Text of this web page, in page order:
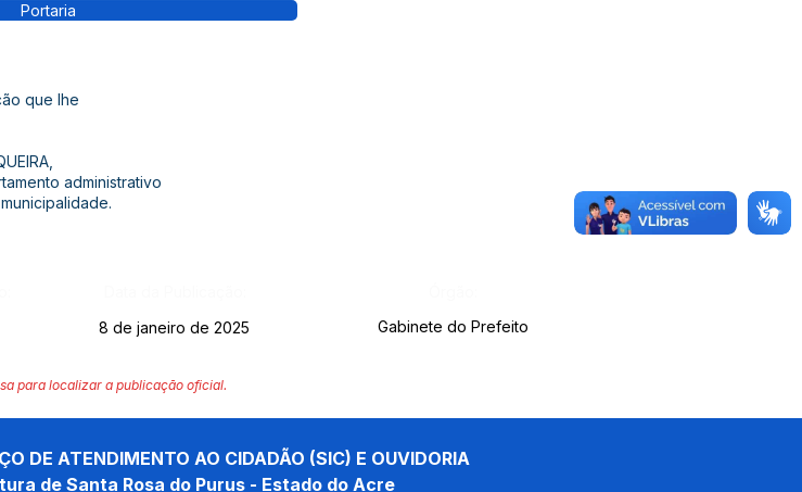
Portaria
que lhe
administrativo
8 de janeiro de 2025 Gabinete do Prefeito
para localizar a publicação oficial.
DE ATENDIMENTO AO CIDADÃO (SIC) E OUVIDORIA
de Santa Rosa do Purus - Estado do Acre